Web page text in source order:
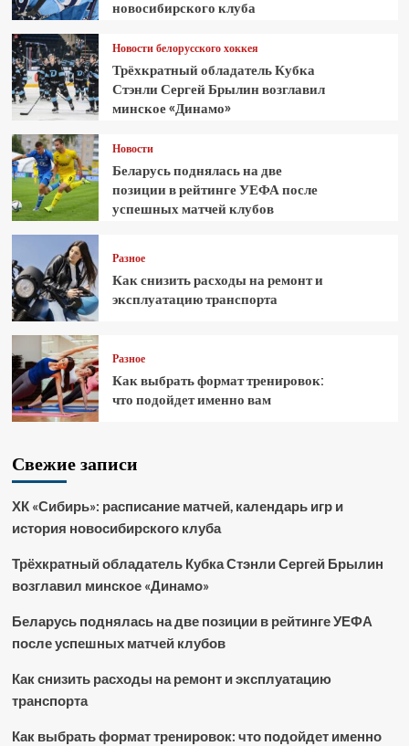
новосибирского клуба
Новости белорусского хоккея
Трёхкратный обладатель Кубка
Стэнли Сергей Брылин возглавил
минское «Динамо»
Новости
Беларусь поднялась на две
позиции в рейтинге УЕФА после
успешных матчей клубов
Разное
Как снизить расходы на ремонт и
эксплуатацию транспорта
Разное
Как выбрать формат тренировок:
что подойдет именно вам
Свежие записи
ХК «Сибирь»: расписание матчей, календарь игр и
история новосибирского клуба
Трёхкратный обладатель Кубка Стэнли Сергей Брылин
возглавил минское «Динамо»
Беларусь поднялась на две позиции в рейтинге УЕФА
после успешных матчей клубов
Как снизить расходы на ремонт и эксплуатацию
транспорта
Как выбрать формат тренировок: что подойдет именно